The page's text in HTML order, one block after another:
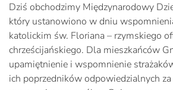
Dziś obchodzimy Międzynarodowy
który ustanowiono w dniu
katolickim św. Floriana – rzymskiego
chrześcijańskiego. Dla mieszkańców
upamiętnienie i wspomnienie
ich poprzedników odpowiedzialnych